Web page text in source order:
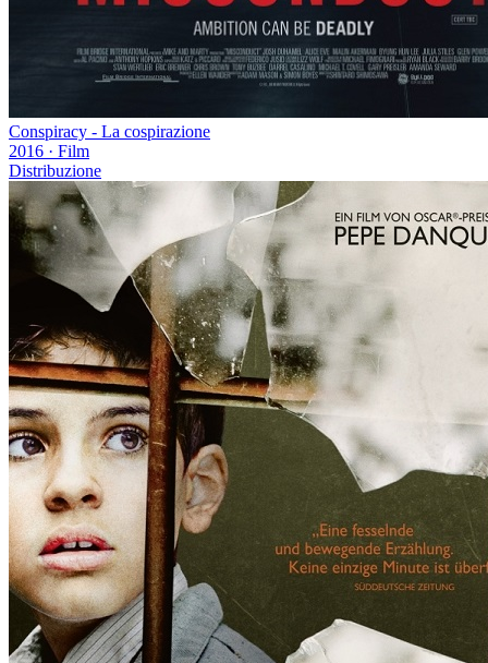
Conspiracy - La cospirazione
2016 · Film
Distribuzione